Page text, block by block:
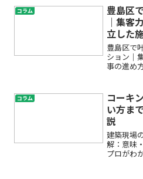
いけれど
の？」「
コラム
豊島区
｜集客
立した
豊島区で
ション｜
事の進め
ど、ど
ない…。
失敗した
業店舗の
コラム
コーキ
い方ま
説
建築現場
解：意味
プロがわ
て何？
「どこ